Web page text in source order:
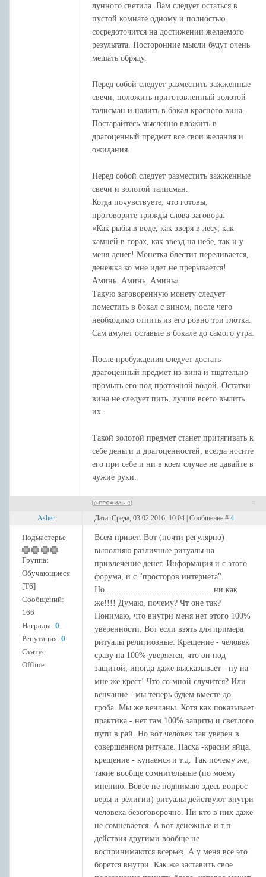
лунного светила. Вам следует остаться в
пустой комнате одному и полностью
сосредоточится на достижении желаемого
результата. Посторонние мысли будут очень
мешать обряду.
Перед собой следует разместить зажженные
свечи, положить приготовленный золотой
талисман и налить в бокал красного вина.
Постарайтесь мысленно вложить в
драгоценный предмет все свои желания и
ожидания.
Перед собой следует разместить зажженные
свечи и золотой талисман.
Когда почувствуете, что готовы,
проговорите трижды слова заговора:
«Как рыбы в воде, как зверя в лесу, как
камней в горах, как звезд на небе, так и у
меня денег! Монетка блестит переливается,
денежка ко мне идет не прерывается!
Аминь. Аминь. Аминь».
Такую заговоренную монету следует
поместить в бокал с вином, после чего
необходимо отпить из его ровно три глотка.
Сам амулет оставьте в бокале до самого утра.
После пробуждения следует достать
драгоценный предмет из вина и тщательно
промыть его под проточной водой. Остатки
вина не следует пить, лучше всего вылить
их.
Такой золотой предмет станет притягивать к
себе деньги и драгоценностей, всегда носите
его при себе и ни в коем случае не давайте в
чужие руки.
Asher Дата: Среда, 03.02.2016, 10:04 | Сообщение # 4
Подмастерье
Группа:
Обучающиеся
[Т6]
Сообщений:
166
Награды: 0
Репутация: 0
Статус:
Offline
Всем привет. Вот (почти регулярно)
выполняю различные ритуалы на
привлечение денег. Информация и с этого
форума, и с "просторов интернета".
Но..............................................ни как
же!!!! Думаю, почему? Чт оне так?
Понимаю, что внутри меня нет этого 100%
уверенности. Вот если взять для примера
ритуалы религиозные. Крещение - человек
сразу на 100% уверяется, что он под
защитой, иногда даже высказывает - ну на
мне же крест! Что со мной случится? Или
венчание - мы теперь будем вместе до
гроба. Мы же венчаны. Хотя как показывает
практика - нет там 100% защиты и светлого
пути в рай. Но вот человек так уверен в
совершенном ритуале. Пасха -красим яйца.
крещение - купаемся и т.д. Так почему же,
такие вообще сомнительные (по моему
мнению. Вовсе не поднимаю здесь вопрос
веры и религии) ритуалы действуют внутри
человека безоговорочно. Ни кто в них даже
не сомневается. А вот денежные и т.п.
действия другими вообще не
воспринимаются всерьез. А у меня все это
борется внутри. Как же заставить свое